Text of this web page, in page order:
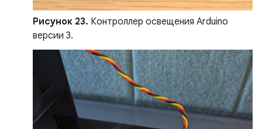
Рисунок 23. Контроллер освещения Arduino
версии 3.